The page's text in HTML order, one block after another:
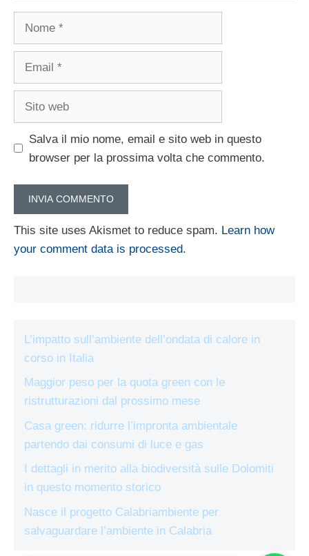
Nome
Email
Sito
Salva il mio nome, email e sito web in questo
browser per la prossima volta che commento.
This site uses Akismet to reduce spam. Learn how
your comment data is processed.
L’impatto sull’ambiente dell’ondata di calore in
corso in Italia
Maggior peso per la quota green con le
ristrutturazioni dal prossimo mese
Casa green: ridurre l’impronta ambientale
partendo dai consumi di luce e gas
I dettagli in merito alla biodiversità sulle Dolomiti
in questo momento storico
Nasce il progetto Calabriambiente per
salvaguardare l’ambiente in Calabria